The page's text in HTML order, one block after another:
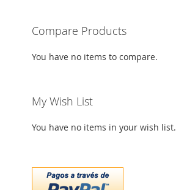
Add to Cart
Add to Cart
Add to Cart
Add to Cart
Compare Products
You have no items to compare.
My Wish List
You have no items in your wish list.